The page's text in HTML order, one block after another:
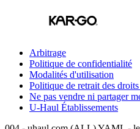
Arbitrage
Politique de confidentialité
Modalités d'utilisation
Politique de retrait des
Ne pas vendre ni partager
U-Haul Établissements